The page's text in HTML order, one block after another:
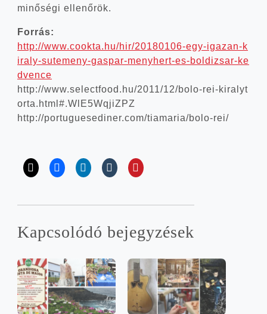
minő­sé­gi ellenőrök.
For­rás:
http://​www​.cook​ta​.hu/​h​i​r​/​2​0​1​8​0​1​0​6​-​e​g​y​-​i​g​a​z​a​n​-​k​
i​r​a​l​y​-​s​u​t​e​m​e​n​y​-​g​a​s​p​a​r​-​m​e​n​y​h​e​r​t​-​e​s​-​b​o​l​d​i​z​s​a​r​-​k​e​
d​v​e​nce
http://​www​.select​fo​od​.hu/​2​0​1​1​/​1​2​/​b​o​l​o​-​r​e​i​-​k​i​r​a​l​y​t​
o​r​t​a​.​h​t​m​l​#​.​W​l​E​5​W​q​j​i​ZPZ
http://​por​tu​gu​es​e​di​ner​.com/​t​i​a​m​a​r​i​a​/​b​o​l​o​-​r​ei/
Kap­cso­ló­dó bejegyzések